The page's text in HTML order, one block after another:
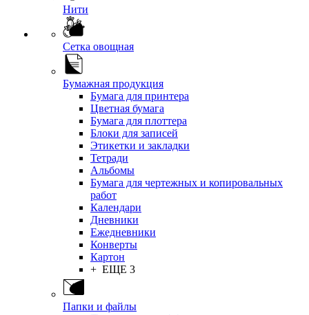
Нити
Сетка овощная
Бумажная продукция
Бумага для принтера
Цветная бумага
Бумага для плоттера
Блоки для записей
Этикетки и закладки
Тетради
Альбомы
Бумага для чертежных и копировальных
работ
Календари
Дневники
Ежедневники
Конверты
Картон
+ ЕЩЕ 3
Папки и файлы